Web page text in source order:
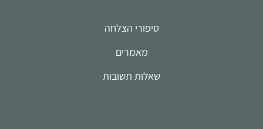
סיפורי הצלחה
מאמרים
שאלות תשובות